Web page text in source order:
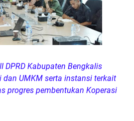
DPRD Kabupaten Bengkalis
dan UMKM serta instansi terkait
progres pembentukan Koperasi